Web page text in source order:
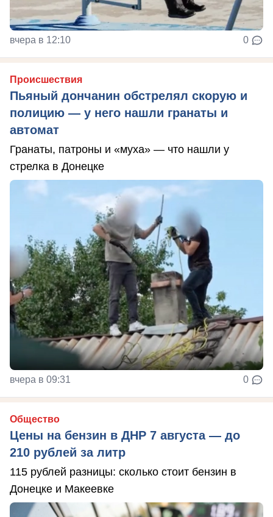
вчера в 12:10 0
Происшествия
Пьяный дончанин обстрелял скорую и
полицию — у него нашли гранаты и
автомат
Гранаты, патроны и «муха» — что нашли у
стрелка в Донецке
вчера в 09:31 0
Общество
Цены на бензин в ДНР 7 августа — до
210 рублей за литр
115 рублей разницы: сколько стоит бензин в
Донецке и Макеевке